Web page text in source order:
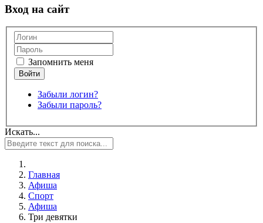
Вход на сайт
Запомнить меня
Забыли логин?
Забыли пароль?
Искать...
Главная
Афиша
Спорт
Афиша
Три девятки